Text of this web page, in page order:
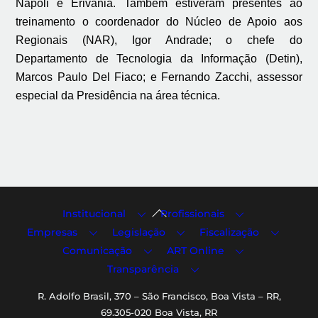
Nápoli e Erivânia. Também estiveram presentes ao
treinamento o coordenador do Núcleo de Apoio aos
Regionais (NAR), Igor Andrade; o chefe do
Departamento de Tecnologia da Informação (Detin),
Marcos Paulo Del Fiaco; e Fernando Zacchi, assessor
especial da Presidência na área técnica.
Back
To
Top
Institucional
Profissionais
Empresas
Legislação
Fiscalização
Comunicação
ART Online
Transparência
R. Adolfo Brasil, 370 – São Francisco, Boa Vista – RR,
69.305-020 Boa Vista, RR